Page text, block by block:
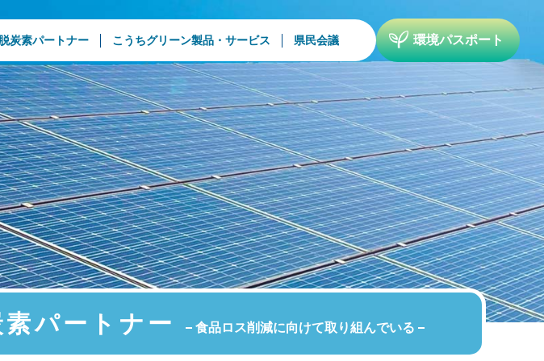
炭素パートナー こうちグリーン製品・サービス 県民会議 環境パスポート
パートナー 食品ロス削減に向けて取り組んでいる